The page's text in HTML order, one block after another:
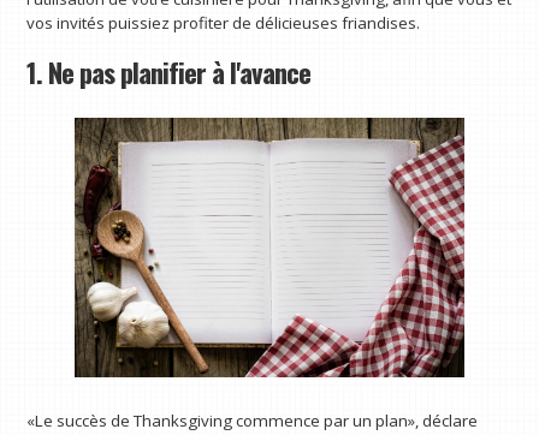
vos invités puissiez profiter de délicieuses friandises.
1. Ne pas planifier à l'avance
«Le succès de Thanksgiving commence par un plan», déclare